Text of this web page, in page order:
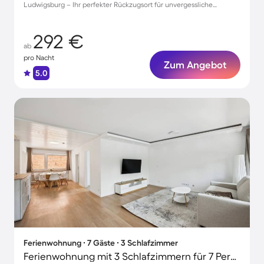
Ludwigsburg – Ihr perfekter Rückzugsort für unvergessliche
ab 292 €
pro Nacht
5.0
Zum Angebot
Ferienwohnung ∙ 7 Gäste ∙ 3 Schlafzimmer
Ferienwohnung mit 3 Schlafzimmern für 7 Personen